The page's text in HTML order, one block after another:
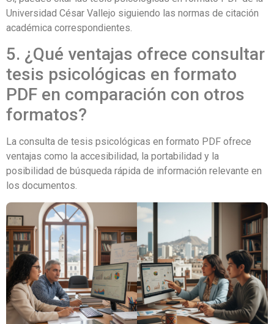
Universidad César Vallejo siguiendo las normas de citación
académica correspondientes.
5. ¿Qué ventajas ofrece consultar
tesis psicológicas en formato
PDF en comparación con otros
formatos?
La consulta de tesis psicológicas en formato PDF ofrece
ventajas como la accesibilidad, la portabilidad y la
posibilidad de búsqueda rápida de información relevante en
los documentos.